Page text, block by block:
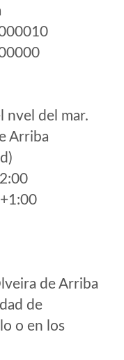
nvel del mar.
Arriba
de Arriba
de
o en los